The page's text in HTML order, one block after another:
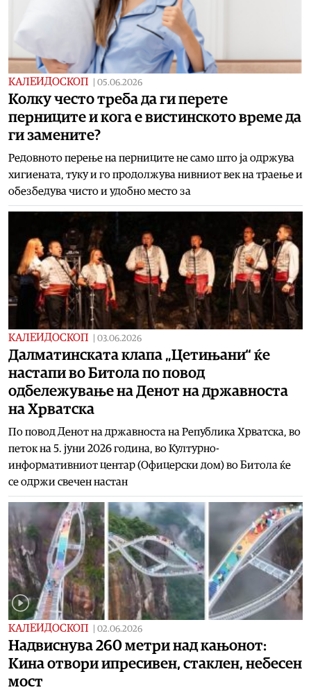
КАЛЕИДОСКОП 05.06.2026
Колку често треба да ги перете
перниците и кога е вистинското време да
ги замените?
Редовното перење на перниците не само што ја одржува
хигиената, туку и го продолжува нивниот век на траење и
обезбедува чисто и удобно место за
КАЛЕИДОСКОП 03.06.2026
Далматинската клапа „Цетињани“ ќе
настапи во Битола по повод
одбележување на Денот на државноста
на Хрватска
По повод Денот на државноста на Република Хрватска, во
петок на 5. јуни 2026 година, во Културно-
информативниот центар (Офицерски дом) во Битола ќе
се одржи свечен настан
КАЛЕИДОСКОП 02.06.2026
Надвиснува 260 метри над кањонот:
Кина отвори ипресивен, стаклен, небесен
мост